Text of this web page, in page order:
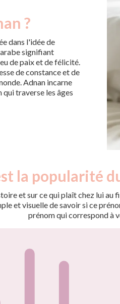
?
dans l'idée de
signifiant
de paix et de félicité.
de constance et de
Adnan incarne
qui traverse les âges
la popularité
et sur ce qui plaît chez lui
et visuelle de savoir si ce
prénom qui correspond à